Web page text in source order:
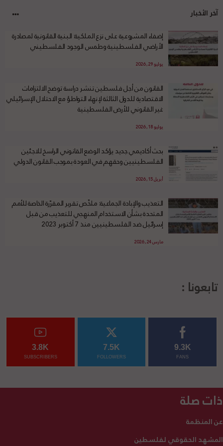
آخر الأخبار
إضفاء المشروعية على نزع الملكية: البنية القانونية لمصادرة
الأراضي الفلسطينية وطمس الوجود الفلسطيني
يوليو 29, 2026
القانون من أجل فلسطين تنشر دراسة توضح الالتزامات
الاقتصادية للدول الثالثة لإنهاء التواطؤ مع الاحتلال الإسرائيلي
غير القانوني للأرض الفلسطينية
يوليو 18, 2026
بحث أكاديمي جديد يؤكد الوضع القانوني الراسخ للاجئين
الفلسطينيين وحقهم في العودة بموجب القانون الدولي
أبريل 15, 2026
التعذيب والإبادة الجماعية: ملخّص تقرير المقرّرة الخاصة للأمم
المتحدة بشأن الاستخدام المنهجي للتعذيب من قبل
إسرائيل ضد الفلسطينيين منذ 7 أكتوبر 2023
مارس 24, 2026
تابعونا :
9.3K
FANS
7.5K
FOLLOWERS
3.8K
SUBSCRIBERS
ذات صلة
عن المنظمة
المشهد الحقوقي لفلسطين